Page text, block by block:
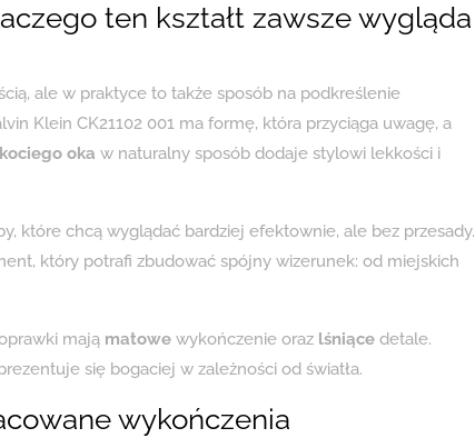
ten kształt zawsze wygląda
ale w praktyce to także sposób na podkreślenie
Klein CK21102 001 ma formę, która przyciąga uwagę, a
kociego oka w naturalny sposób dodaje stylowi lekkości i
które chcą wyglądać bardziej efektownie, ale bez przesady.
który potrafi zbudować spójny wizerunek: od miejskich
mają matowe wykończenie oraz lśniące detale.
się bogaciej w zależności od światła.
wykończenia